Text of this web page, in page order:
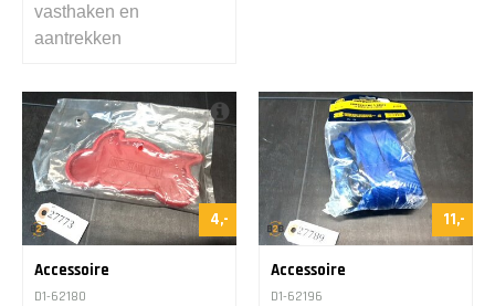
vasthaken en
aantrekken
4,-
Accessoire
D1-62180
11,-
Accessoire
D1-62196